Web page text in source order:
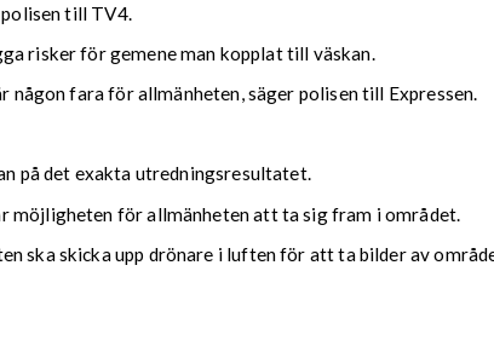
till TV4.
risker för gemene man kopplat till väskan.
någon fara för allmänheten, säger polisen till Expressen.
på det exakta utredningsresultatet.
möjligheten för allmänheten att ta sig fram i området.
ska skicka upp drönare i luften för att ta bilder av